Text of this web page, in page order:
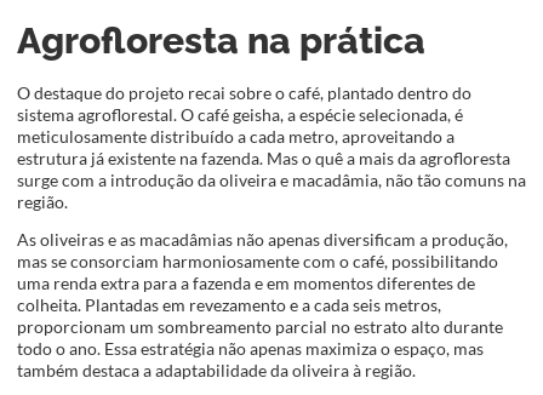
Agrofloresta na prática
O destaque do projeto recai sobre o café, plantado dentro do
sistema agroflorestal. O café geisha, a espécie selecionada, é
meticulosamente distribuído a cada metro, aproveitando a
estrutura já existente na fazenda. Mas o quê a mais da agrofloresta
surge com a introdução da oliveira e macadâmia, não tão comuns na
região.
As oliveiras e as macadâmias não apenas diversificam a produção,
mas se consorciam harmoniosamente com o café, possibilitando
uma renda extra para a fazenda e em momentos diferentes de
colheita. Plantadas em revezamento e a cada seis metros,
proporcionam um sombreamento parcial no estrato alto durante
todo o ano. Essa estratégia não apenas maximiza o espaço, mas
também destaca a adaptabilidade da oliveira à região.